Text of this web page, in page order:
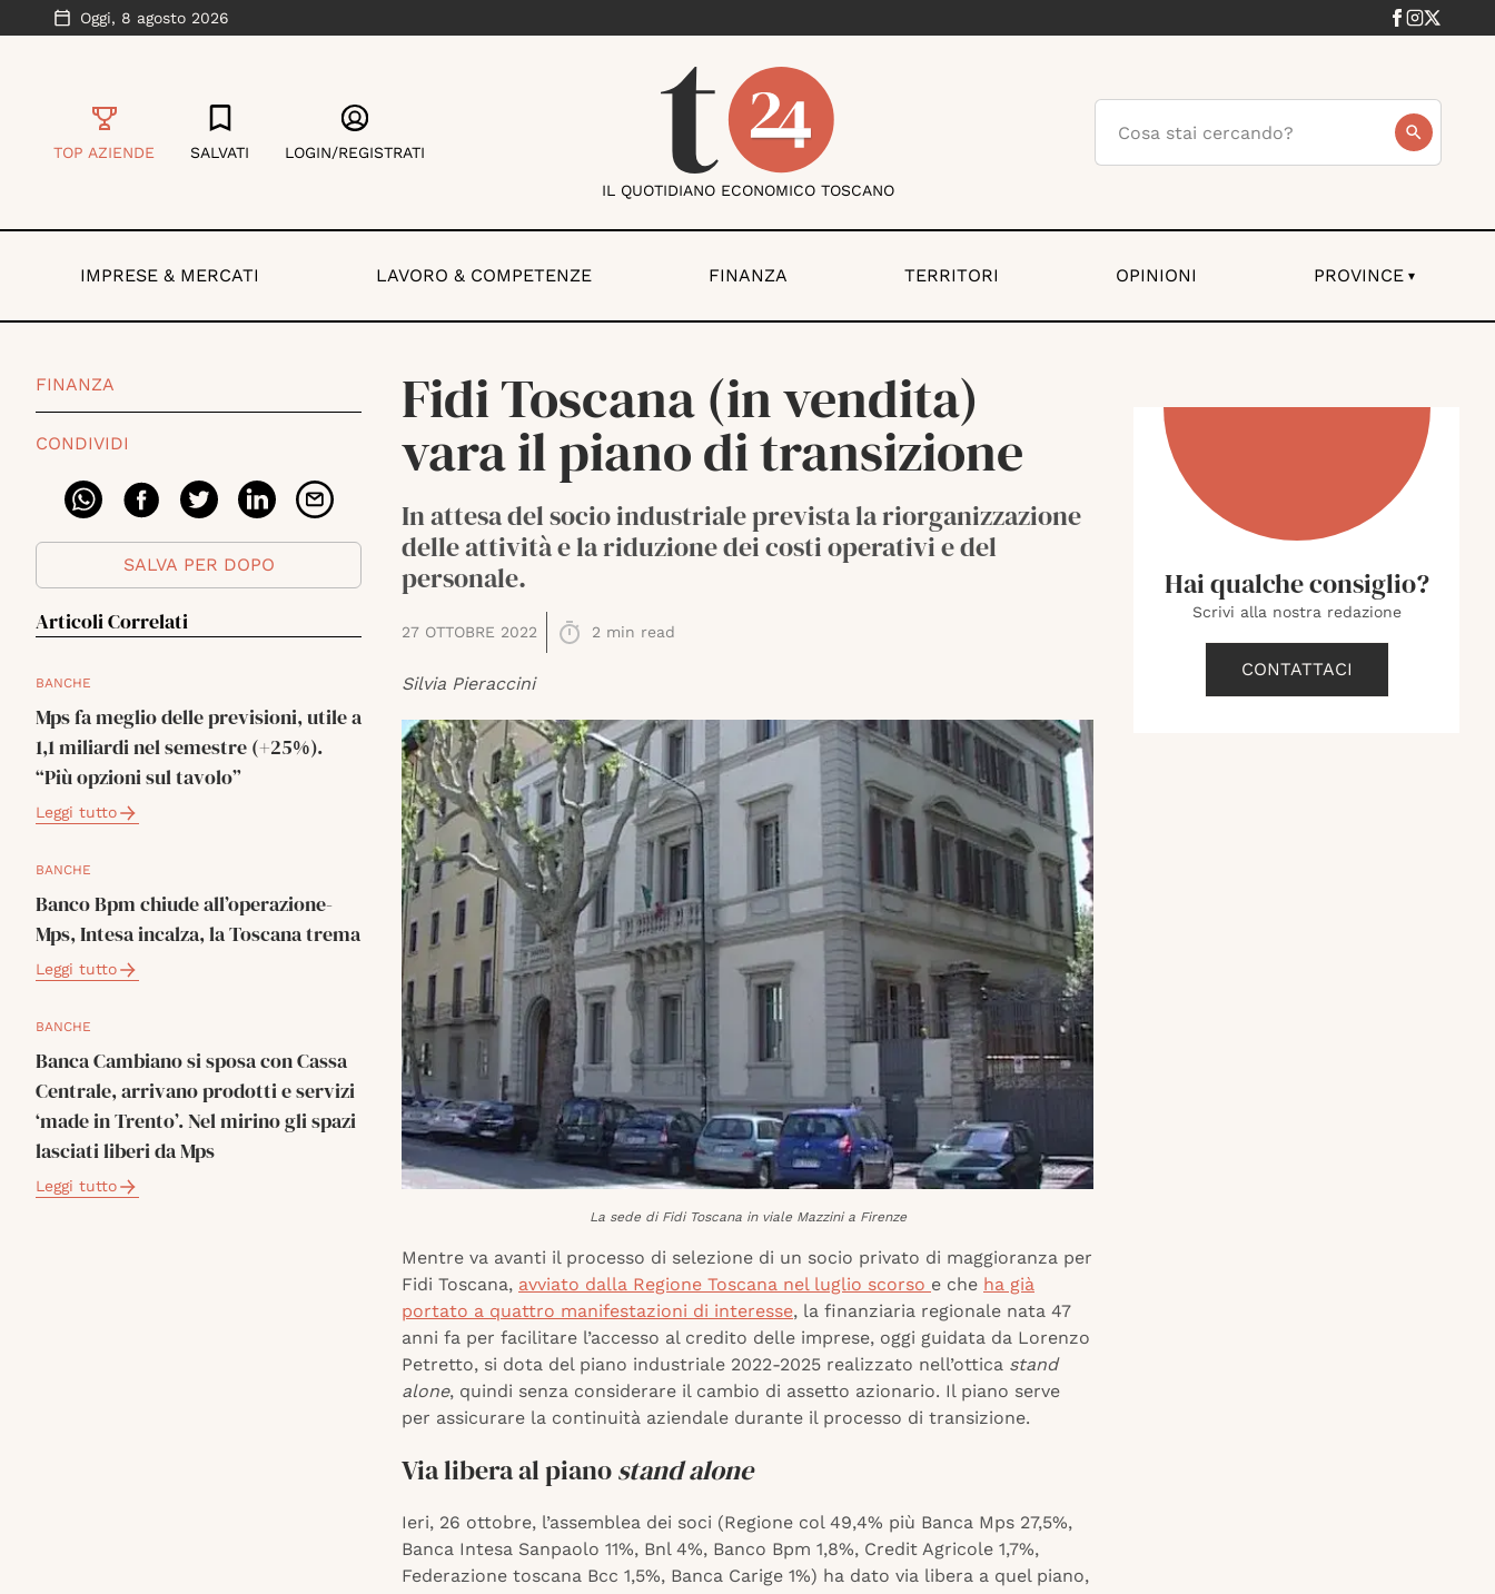
Oggi, 8 agosto 2026
TOP AZIENDE SALVATI LOGIN/REGISTRATI
IL QUOTIDIANO ECONOMICO TOSCANO
IMPRESE & MERCATI LAVORO & COMPETENZE FINANZA TERRITORI OPINIONI PROVINCE ▾
FINANZA
CONDIVIDI
SALVA PER DOPO
Articoli Correlati
BANCHE
Mps fa meglio delle previsioni, utile a
1,1 miliardi nel semestre (+25%).
“Più opzioni sul tavolo”
Leggi tutto
BANCHE
Banco Bpm chiude all’operazione-
Mps, Intesa incalza, la Toscana trema
Leggi tutto
BANCHE
Banca Cambiano si sposa con Cassa
Centrale, arrivano prodotti e servizi
‘made in Trento’. Nel mirino gli spazi
lasciati liberi da Mps
Leggi tutto
Fidi Toscana (in vendita)
vara il piano di transizione
In attesa del socio industriale prevista la riorganizzazione
delle attività e la riduzione dei costi operativi e del
personale.
27 OTTOBRE 2022 2 min read
Silvia Pieraccini
La sede di Fidi Toscana in viale Mazzini a Firenze
Mentre va avanti il processo di selezione di un socio privato di maggioranza per
Fidi Toscana, avviato dalla Regione Toscana nel luglio scorso e che ha già
portato a quattro manifestazioni di interesse, la finanziaria regionale nata 47
anni fa per facilitare l’accesso al credito delle imprese, oggi guidata da Lorenzo
Petretto, si dota del piano industriale 2022-2025 realizzato nell’ottica stand
alone, quindi senza considerare il cambio di assetto azionario. Il piano serve
per assicurare la continuità aziendale durante il processo di transizione.
Via libera al pianostand alone
Ieri, 26 ottobre, l’assemblea dei soci (Regione col 49,4% più Banca Mps 27,5%,
Banca Intesa Sanpaolo 11%, Bnl 4%, Banco Bpm 1,8%, Credit Agricole 1,7%,
Federazione toscana Bcc 1,5%, Banca Carige 1%) ha dato via libera a quel piano,
Hai qualche consiglio?
Scrivi alla nostra redazione
CONTATTACI